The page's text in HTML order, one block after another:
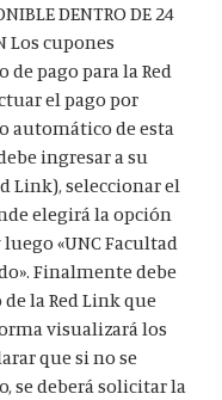
DENTRO DE 24
Los cupones
pago para la Red
el pago por
automático de esta
ingresar a su
Link), seleccionar el
elegirá la opción
«UNC Facultad
Finalmente debe
la Red Link que
visualizará los
que si no se
se deberá solicitar la